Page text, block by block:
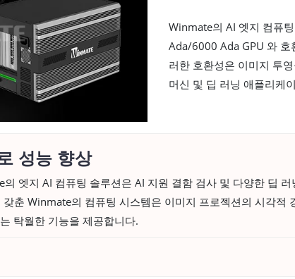
Winmate의 AI 엣지 컴퓨
Ada/6000 Ada GPU 와 호
러한 호환성은 이미지 투
머신 및 딥 러닝 애플리케
성능 향상
엣지 AI 컴퓨팅 솔루션은 AI 지원 결함 검사 및 다양한 딥
춘 Winmate의 컴퓨팅 시스템은 이미지 프로젝션의 시각적
탁월한 기능을 제공합니다.